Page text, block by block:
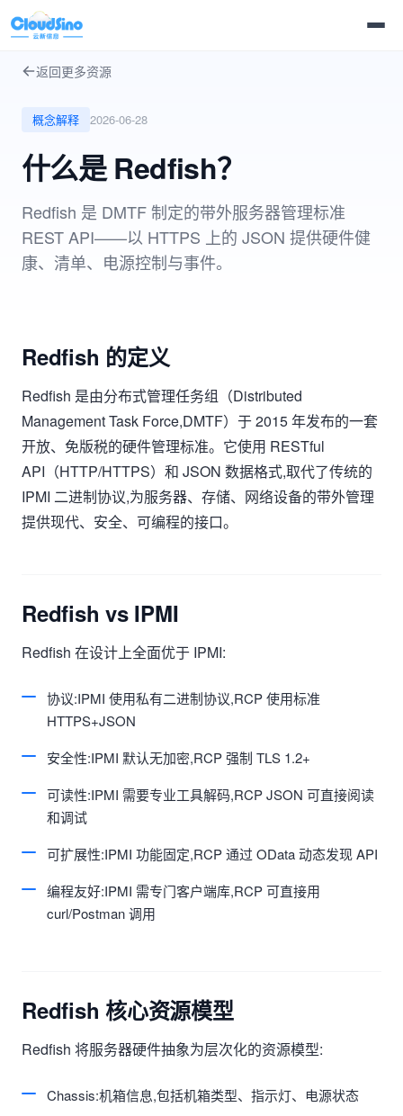
返回更多资源
概念解释 2026-06-28
什么是 Redfish？
Redfish 是 DMTF 制定的带外服务器管理标准
REST API——以 HTTPS 上的 JSON 提供硬件健
康、清单、电源控制与事件。
Redfish 的定义
Redfish 是由分布式管理任务组（Distributed
Management Task Force,DMTF）于 2015 年发布的一套
开放、免版税的硬件管理标准。它使用 RESTful
API（HTTP/HTTPS）和 JSON 数据格式,取代了传统的
IPMI 二进制协议,为服务器、存储、网络设备的带外管理
提供现代、安全、可编程的接口。
Redfish vs IPMI
Redfish 在设计上全面优于 IPMI:
协议:IPMI 使用私有二进制协议,RCP 使用标准
HTTPS+JSON
安全性:IPMI 默认无加密,RCP 强制 TLS 1.2+
可读性:IPMI 需要专业工具解码,RCP JSON 可直接阅读
和调试
可扩展性:IPMI 功能固定,RCP 通过 OData 动态发现 API
编程友好:IPMI 需专门客户端库,RCP 可直接用
curl/Postman 调用
Redfish 核心资源模型
Redfish 将服务器硬件抽象为层次化的资源模型:
Chassis:机箱信息,包括机箱类型、指示灯、电源状态